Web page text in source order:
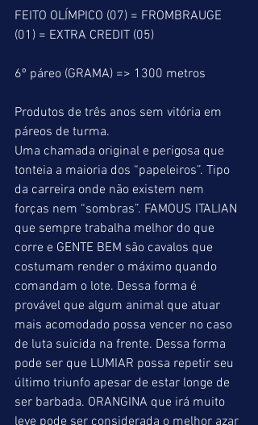
FEITO OLÍMPICO (07) = FROMBRAUGE
(01) = EXTRA CREDIT (05)
6º páreo (GRAMA) => 1300 metros
Produtos de três anos sem vitória em
páreos de turma.
Uma chamada original e perigosa que
tonteia a maioria dos “papeleiros”. Tipo
da carreira onde não existem nem
forças nem “sombras”. FAMOUS ITALIAN
que sempre trabalha melhor do que
corre e GENTE BEM são cavalos que
costumam render o máximo quando
comandam o lote. Dessa forma é
provável que algum animal que atuar
mais acomodado possa vencer no caso
de luta suicida na frente. Dessa forma
pode ser que LUMIAR possa repetir seu
último triunfo apesar de estar longe de
ser barbada. ORANGINA que irá muito
leve pode ser considerada o melhor azar